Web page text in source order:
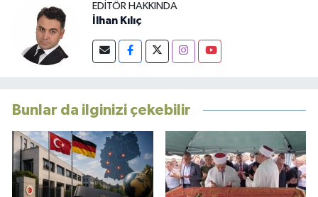
EDITÖR HAKKINDA
İlhan Kılıç
Bunlar da ilginizi çekebilir